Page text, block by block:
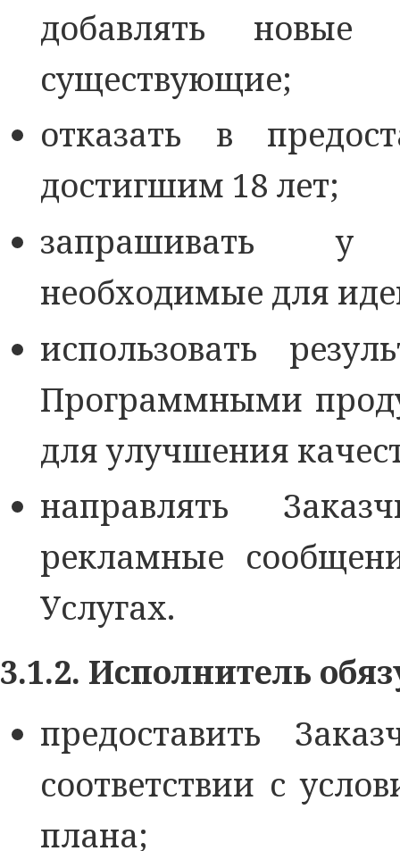
добавлять
существующие;
отказать в
достигшим 18 лет;
запрашивать у
необходимые для
использовать
Программными
для улучшения
направлять
рекламные
Услугах.
3.1.2. Исполнитель
предоставить
соответствии с
плана;